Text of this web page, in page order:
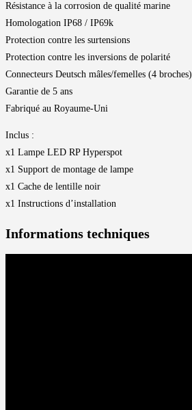
Résistance à la corrosion de qualité marine
Homologation IP68 / IP69k
Protection contre les surtensions
Protection contre les inversions de polarité
Connecteurs Deutsch mâles/femelles (4 broches)
Garantie de 5 ans
Fabriqué au Royaume-Uni
Inclus :
x1 Lampe LED RP Hyperspot
x1 Support de montage de lampe
x1 Cache de lentille noir
x1 Instructions d’installation
Informations techniques